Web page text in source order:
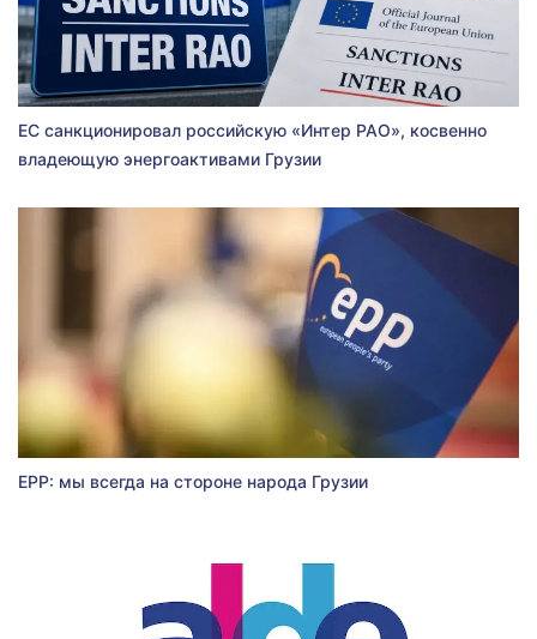
ЕС санкционировал российскую «Интер РАО», косвенно
владеющую энергоактивами Грузии
EPP: мы всегда на стороне народа Грузии